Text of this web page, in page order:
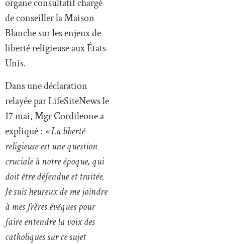
organe consultatif chargé
de conseiller la Maison
Blanche sur les enjeux de
liberté religieuse aux États-
Unis.
Dans une déclaration
relayée par LifeSiteNews le
17 mai, Mgr Cordileone a
expliqué : « La liberté
religieuse est une question
cruciale à notre époque, qui
doit être défendue et traitée.
Je suis heureux de me joindre
à mes frères évêques pour
faire entendre la voix des
catholiques sur ce sujet